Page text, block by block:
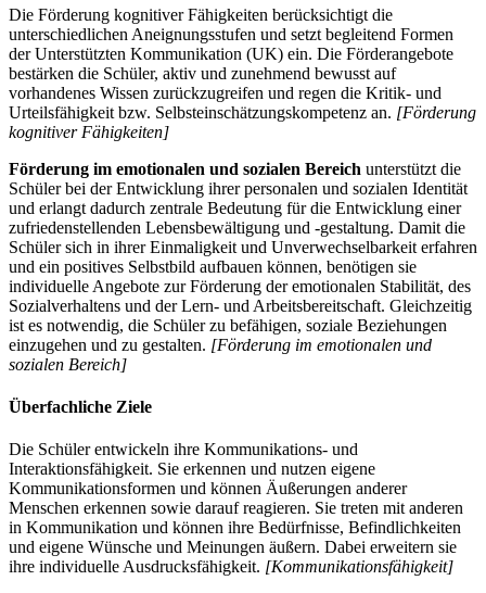
Die Förderung kognitiver Fähigkeiten berücksichtigt die
unterschiedlichen Aneignungsstufen und setzt begleitend Formen
der Unterstützten Kommunikation (UK) ein. Die Förderangebote
bestärken die Schüler, aktiv und zunehmend bewusst auf
vorhandenes Wissen zurückzugreifen und regen die Kritik- und
Urteilsfähigkeit bzw. Selbsteinschätzungskompetenz an. [Förderung
kognitiver Fähigkeiten]
Förderung im emotionalen und sozialen Bereich unterstützt die
Schüler bei der Entwicklung ihrer personalen und sozialen Identität
und erlangt dadurch zentrale Bedeutung für die Entwicklung einer
zufriedenstellenden Lebensbewältigung und -gestaltung. Damit die
Schüler sich in ihrer Einmaligkeit und Unverwechselbarkeit erfahren
und ein positives Selbstbild aufbauen können, benötigen sie
individuelle Angebote zur Förderung der emotionalen Stabilität, des
Sozialverhaltens und der Lern- und Arbeitsbereitschaft. Gleichzeitig
ist es notwendig, die Schüler zu befähigen, soziale Beziehungen
einzugehen und zu gestalten. [Förderung im emotionalen und
sozialen Bereich]
Überfachliche Ziele
Die Schüler entwickeln ihre Kommunikations- und
Interaktionsfähigkeit. Sie erkennen und nutzen eigene
Kommunikationsformen und können Äußerungen anderer
Menschen erkennen sowie darauf reagieren. Sie treten mit anderen
in Kommunikation und können ihre Bedürfnisse, Befindlichkeiten
und eigene Wünsche und Meinungen äußern. Dabei erweitern sie
ihre individuelle Ausdrucksfähigkeit. [Kommunikationsfähigkeit]